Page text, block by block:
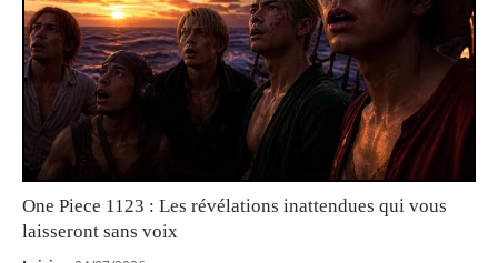
One Piece 1123 : Les révélations inattendues qui vous
laisseront sans voix